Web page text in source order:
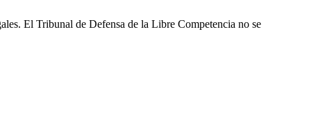
El Tribunal de Defensa de la Libre Competencia no se